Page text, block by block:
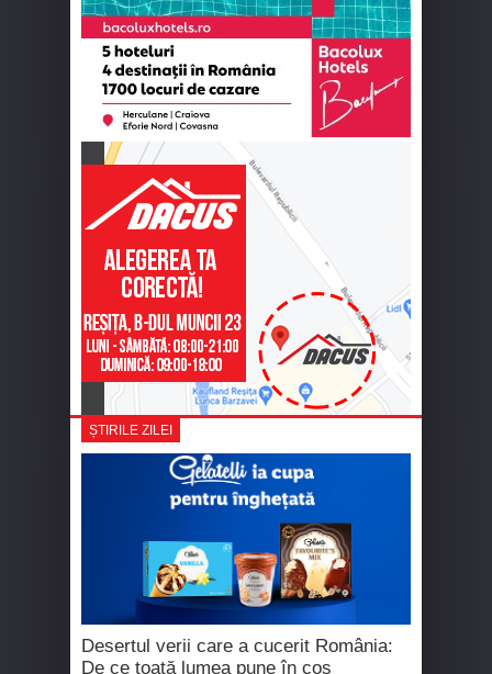
ȘTIRILE ZILEI
Desertul verii care a cucerit România:
De ce toată lumea pune în coș